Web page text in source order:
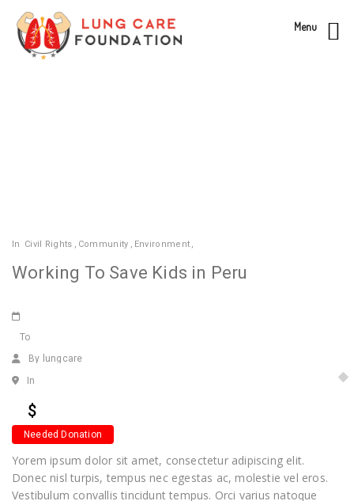
In Civil Rights , Community , Environment ,
Working To Save Kids in Peru
To
By lungcare
In
$
Needed Donation
Yorem ipsum dolor sit amet, consectetur adipiscing elit.
Donec nisl turpis, tempus nec egestas ac, molestie vel eros.
Vestibulum convallis tincidunt tempus. Orci varius natoque
Menu